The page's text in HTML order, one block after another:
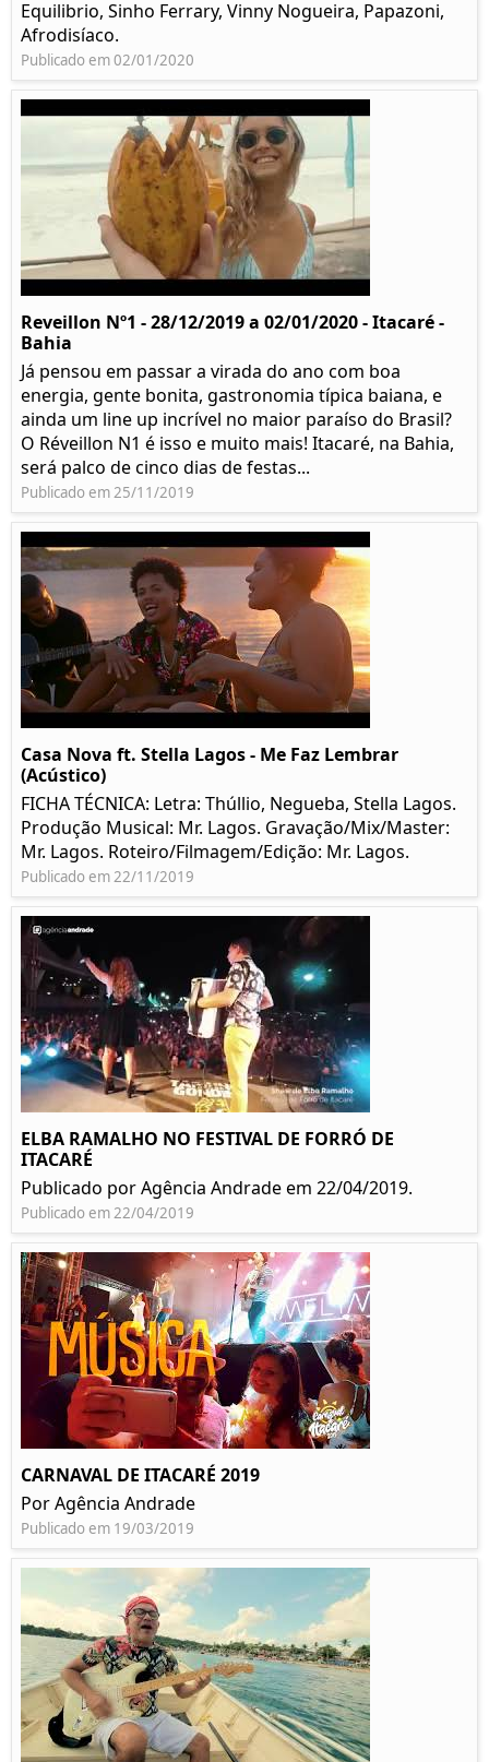
Equilibrio, Sinho Ferrary, Vinny Nogueira, Papazoni,
Afrodisíaco.
Publicado em 02/01/2020
Reveillon Nº1 - 28/12/2019 a 02/01/2020 - Itacaré -
Bahia
Já pensou em passar a virada do ano com boa
energia, gente bonita, gastronomia típica baiana, e
ainda um line up incrível no maior paraíso do Brasil?
O Réveillon N1 é isso e muito mais! Itacaré, na Bahia,
será palco de cinco dias de festas...
Publicado em 25/11/2019
Casa Nova ft. Stella Lagos - Me Faz Lembrar
(Acústico)
FICHA TÉCNICA: Letra: Thúllio, Negueba, Stella Lagos.
Produção Musical: Mr. Lagos. Gravação/Mix/Master:
Mr. Lagos. Roteiro/Filmagem/Edição: Mr. Lagos.
Publicado em 22/11/2019
ELBA RAMALHO NO FESTIVAL DE FORRÓ DE
ITACARÉ
Publicado por Agência Andrade em 22/04/2019.
Publicado em 22/04/2019
CARNAVAL DE ITACARÉ 2019
Por Agência Andrade
Publicado em 19/03/2019